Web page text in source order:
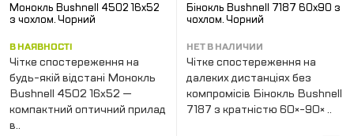
Монокль Bushnell 4502 16x52
з чохлом. Чорний
В НАЯВНОСТІ
Чітке спостереження на
будь-якій відстані Монокль
Bushnell 4502 16x52 —
компактний оптичний прилад
в..
Бінокль Bushnell 7187 60х90 з
чохлом. Чорний
НЕТ В НАЛИЧИИ
Чітке спостереження на
далеких дистанціях без
компромісів Бінокль Bushnell
7187 з кратністю 60×-90× ..